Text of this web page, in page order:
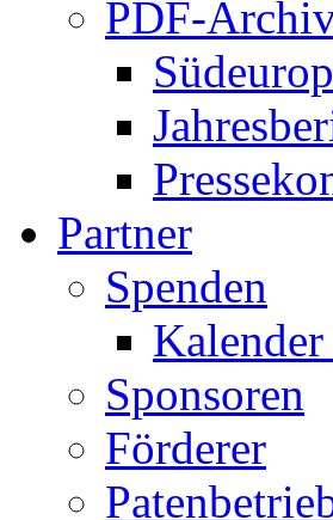
PDF-
Partner
Spenden
Sponsoren
Förderer